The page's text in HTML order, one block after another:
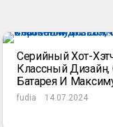
Серийный Хот-
Классный Дизайн,
Батарея И
fudia 14.07.2024